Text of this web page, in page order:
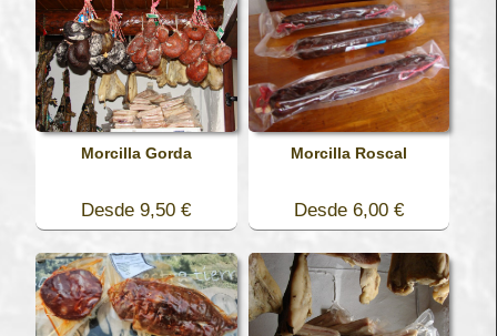
Morcilla Gorda
Desde 9,50 €
Morcilla Roscal
Desde 6,00 €